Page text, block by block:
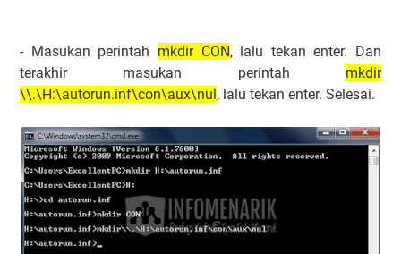
- Masukan perintah mkdir CON, lalu tekan enter. Dan
terakhir masukan perintah mkdir
\\.\H:\autorun.inf\con\aux\nul , lalu tekan enter. Selesai.